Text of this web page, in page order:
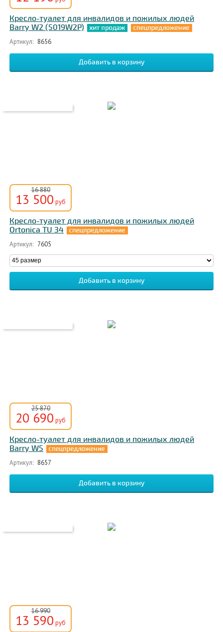
Кресло-туалет для инвалидов и пожилых людей
Barry W2 (5019W2P)
Артикул: 8656
16 880
13 500 руб
Кресло-туалет для инвалидов и пожилых людей
Ortonica TU 34
Артикул: 7605
25 870
20 690 руб
Кресло-туалет для инвалидов и пожилых людей
Barry W5
Артикул: 8657
16 990
13 590 руб